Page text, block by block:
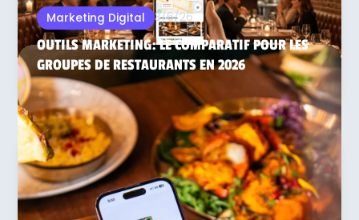
Marketing Digital 3/6/26
OUTILS MARKETING: LE COMPARATIF POUR LES
GROUPES DE RESTAURANTS EN 2026